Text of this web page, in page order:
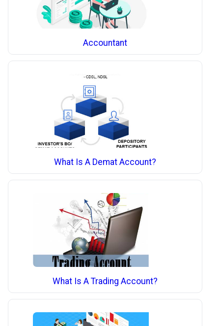
Accountant
What Is A Demat Account?
What Is A Trading Account?